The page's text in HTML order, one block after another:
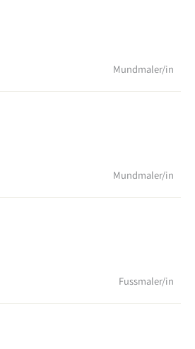
Mundmaler/in
Mundmaler/in
Fussmaler/in